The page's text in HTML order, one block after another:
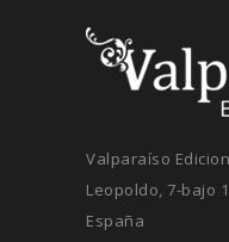
Valparaíso
Leopoldo, 7-bajo
España